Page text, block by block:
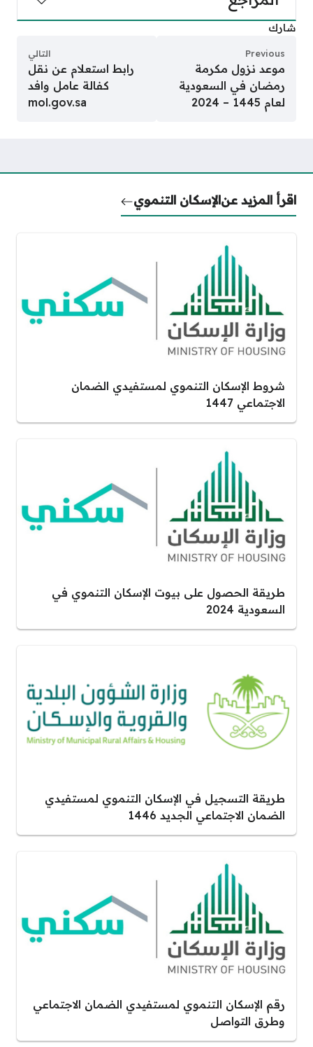
شارك
Previous
موعد نزول مكرمة
رمضان في السعودية
لعام 1445 – 2024
التالي
رابط استعلام عن نقل
كفالة عامل وافد
mol.gov.sa
اقرأ المزيد عنالإسكان التنموي
شروط الإسكان التنموي لمستفيدي الضمان
الاجتماعي 1447
طريقة الحصول على بيوت الإسكان التنموي في
السعودية 2024
طريقة التسجيل في الإسكان التنموي لمستفيدي
الضمان الاجتماعي الجديد 1446
رقم الإسكان التنموي لمستفيدي الضمان الاجتماعي
وطرق التواصل